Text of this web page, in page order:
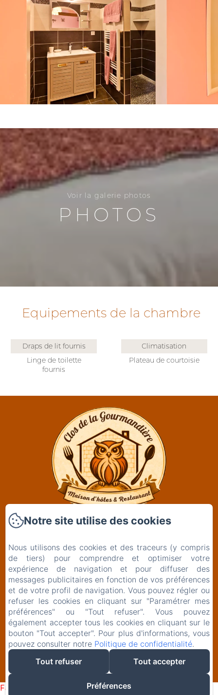
Voir la galerie photos
PHOTOS
Equipements de la chambre
Draps de lit fournis
Linge de toilette
fournis
Climatisation
Plateau de courtoisie
2 Rue de l'Église
39230 - Saint-Lothain
+33629261834
Contactez nous
EN FR
Failed to load BookingEngine/index: Loading chunk 93
Notre site utilise des cookies
Nous utilisons des cookies et des traceurs (y compris
de tiers) pour comprendre et optimiser votre
expérience de navigation et pour diffuser des
messages publicitaires en fonction de vos préférences
et de votre profil de navigation. Vous pouvez régler ou
refuser les cookies en cliquant sur "Paramétrer mes
préférences" ou "Tout refuser". Vous pouvez
également accepter tous les cookies en cliquant sur le
bouton "Tout accepter". Pour plus d'informations, vous
pouvez consulter notre Politique de confidentialité.
Tout refuser
Tout accepter
Préférences